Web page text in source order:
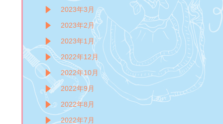
2023年3月
2023年2月
2023年1月
2022年12月
2022年10月
2022年9月
2022年8月
2022年7月